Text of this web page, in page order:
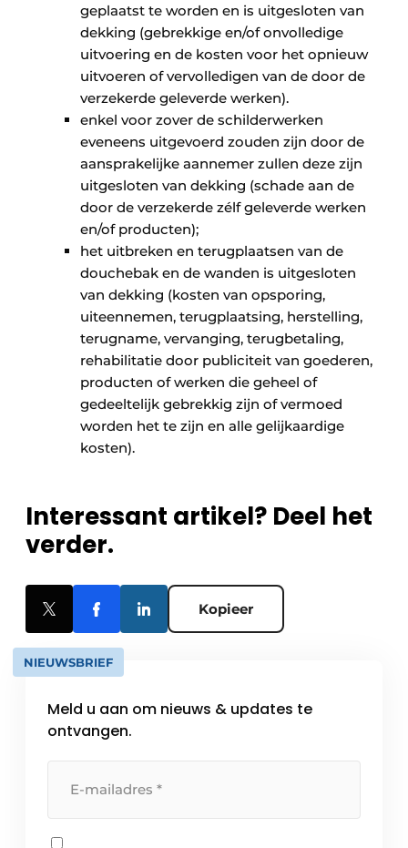
geplaatst te worden en is uitgesloten van
dekking (gebrekkige en/of onvolledige
uitvoering en de kosten voor het opnieuw
uitvoeren of vervolledigen van de door de
verzekerde geleverde werken).
enkel voor zover de schilderwerken
eveneens uitgevoerd zouden zijn door de
aansprakelijke aannemer zullen deze zijn
uitgesloten van dekking (schade aan de
door de verzekerde zélf geleverde werken
en/of producten);
het uitbreken en terugplaatsen van de
douchebak en de wanden is uitgesloten
van dekking (kosten van opsporing,
uiteennemen, terugplaatsing, herstelling,
terugname, vervanging, terugbetaling,
rehabilitatie door publiciteit van goederen,
producten of werken die geheel of
gedeeltelijk gebrekkig zijn of vermoed
worden het te zijn en alle gelijkaardige
kosten).
Interessant artikel? Deel het
verder.
Kopieer
NIEUWSBRIEF
Meld u aan om nieuws & updates te
ontvangen.